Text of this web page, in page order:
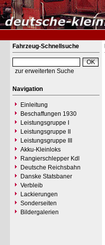
Fahrzeug-Schnellsuche
zur erweiterten Suche
Navigation
Einleitung
Beschaffungen 1930
Leistungsgruppe I
Leistungsgruppe II
Leistungsgruppe III
Akku-Kleinloks
Rangierschlepper Kdl
Deutsche Reichsbahn
Danske Statsbaner
Verbleib
Lackierungen
Sonderseiten
Bildergalerien